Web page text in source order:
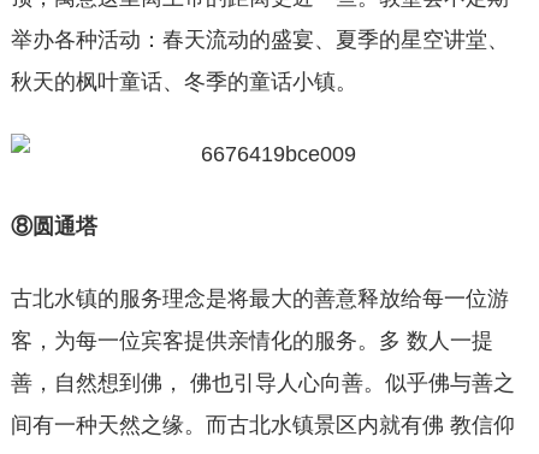
举办各种活动：春天流动的盛宴、夏季的星空讲堂、
秋天的枫叶童话、冬季的童话小镇。
⑧圆通塔
古北水镇的服务理念是将最大的善意释放给每一位游
客，为每一位宾客提供亲情化的服务。多 数人一提
善，自然想到佛， 佛也引导人心向善。似乎佛与善之
间有一种天然之缘。而古北水镇景区内就有佛 教信仰